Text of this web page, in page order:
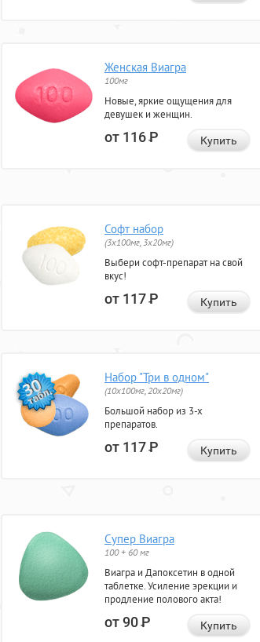
Женская Виагра
100мг
Новые, яркие ощущения для
девушек и женщин.
от 116Р Купить
Софт набор
(3x100мг, 3x20мг)
Выбери софт-препарат на свой
вкус!
от 117Р Купить
Набор "Три в одном"
(10x100мг, 20x20мг)
Большой набор из 3-х
препаратов.
от 117Р Купить
Супер Виагра
100 + 60 мг
Виагра и Дапоксетин в одной
таблетке. Усиление эрекции и
продление полового акта!
от 90Р Купить